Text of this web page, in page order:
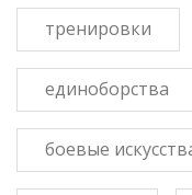
тренировки
единоборства
боевые